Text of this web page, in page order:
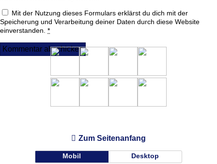
Mit der Nutzung dieses Formulars erklärst du dich mit der
Speicherung und Verarbeitung deiner Daten durch diese Website
einverstanden. *
Zum Seitenanfang
Mobil Desktop